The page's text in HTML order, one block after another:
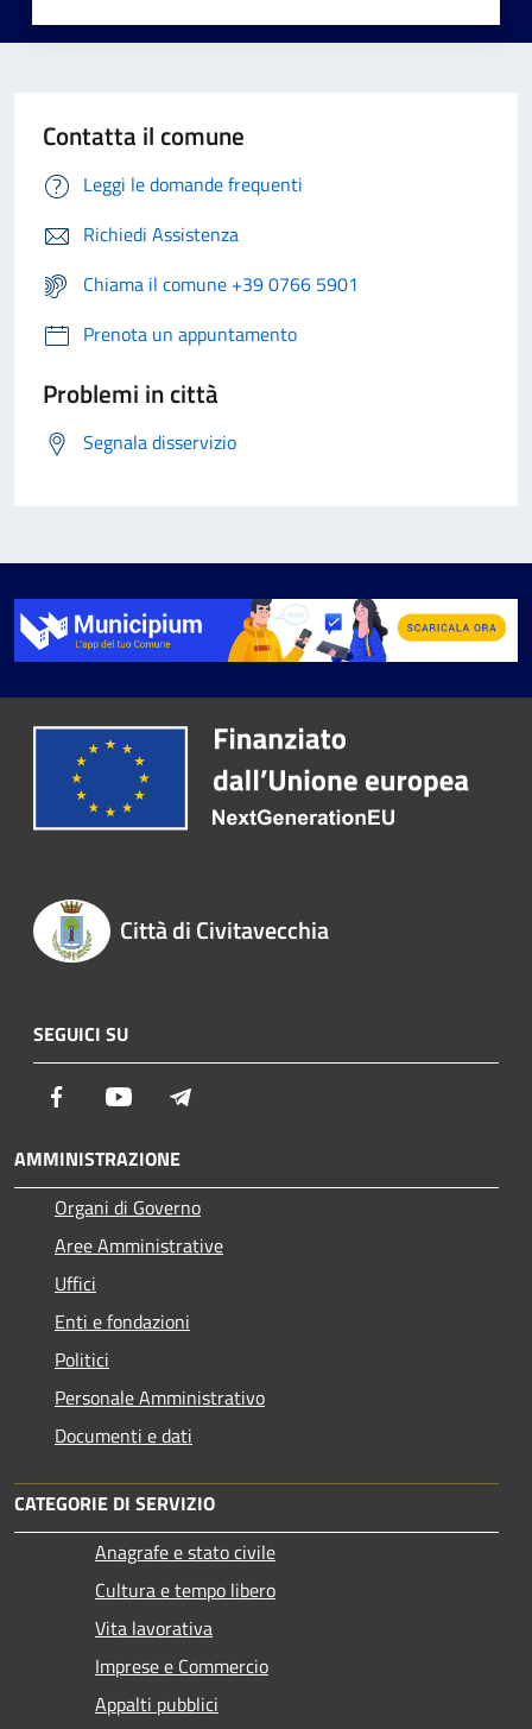
Contatta il comune
Leggi le domande frequenti
Richiedi Assistenza
Chiama il comune +39 0766 5901
Prenota un appuntamento
Problemi in città
Segnala disservizio
Città di Civitavecchia
SEGUICI SU
Facebook Youtube
AMMINISTRAZIONE
Organi di Governo
Aree Amministrative
Uffici
Enti e fondazioni
Politici
Personale Amministrativo
Documenti e dati
CATEGORIE DI SERVIZIO
Anagrafe e stato civile
Cultura e tempo libero
Vita lavorativa
Imprese e Commercio
Appalti pubblici